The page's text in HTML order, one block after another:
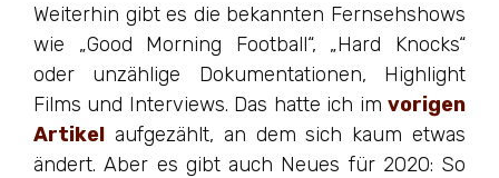
Weiterhin gibt es die bekannten Fernsehshows
wie „Good Morning Football“, „Hard Knocks“
oder unzählige Dokumentationen, Highlight
Films und Interviews. Das hatte ich im vorigen
Artikel aufgezählt, an dem sich kaum etwas
ändert. Aber es gibt auch Neues für 2020: So